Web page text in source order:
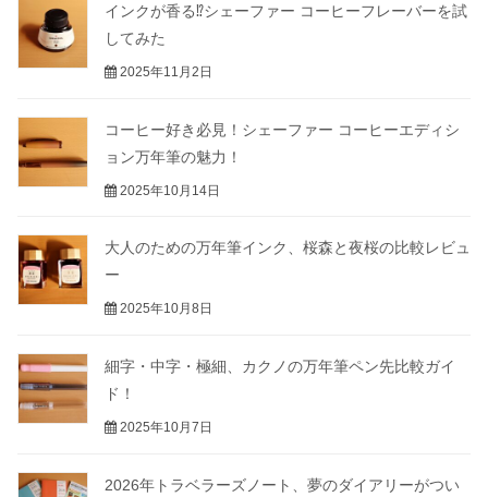
インクが香る⁉シェーファー コーヒーフレーバーを試
してみた
2025年11月2日
コーヒー好き必見！シェーファー コーヒーエディシ
ョン万年筆の魅力！
2025年10月14日
大人のための万年筆インク、桜森と夜桜の比較レビュ
ー
2025年10月8日
細字・中字・極細、カクノの万年筆ペン先比較ガイ
ド！
2025年10月7日
2026年トラベラーズノート、夢のダイアリーがつい